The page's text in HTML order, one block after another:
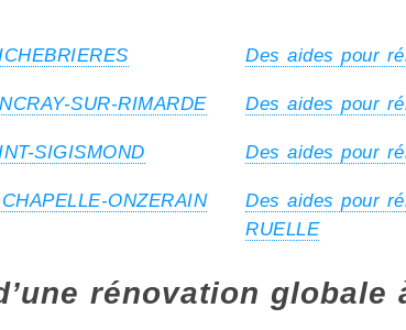
Des aides pour
SUR-RIMARDE Des aides pour
SIGISMOND Des aides pour
ONZERAIN
Des aides pour
RUELLE
rénovation globale